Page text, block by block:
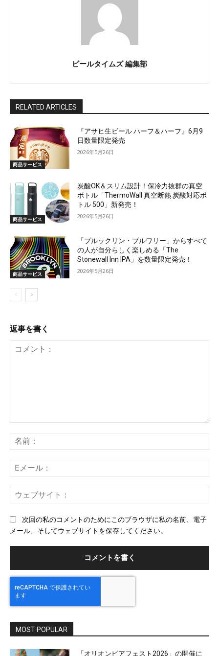
ビールタイムズ 編集部
RELATED ARTICLES
商品サービス
『アサヒ生ビール ハーフ＆ハーフ』6月9
日数量限定発売
2026年5月26日
商品サービス
炭酸OK＆スリム設計！保冷力抜群の真空
ボトル「ThermoWall 真空断熱 炭酸対応ボ
トル 500」新発売！
2026年5月26日
商品サービス
「ブルックリン・ブルワリー」からすべて
の人が自分らしく楽しめる「The
Stonewall Inn IPA」を数量限定発売！
2026年5月26日
返事を書く
ン
ト：
前
メ
ー
ェ
次回の私のコメントのためにこのブラウザに私の名前、電子
メール、そしてウェブサイトを保存してください。
MOST POPULAR
「オリオンビアフェスト2026」の開催に